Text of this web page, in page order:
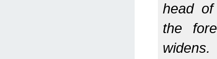
head
the